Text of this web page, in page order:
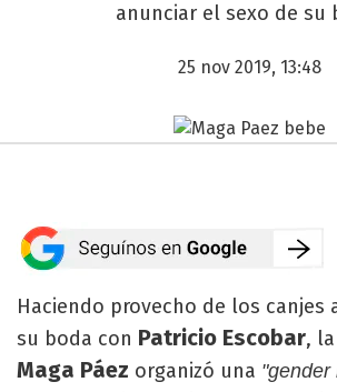
anunciar el sexo de su
25 nov 2019, 13:48
Haciendo provecho de los canjes
su boda con Patricio Escobar,
Maga Páez organizó una "gender